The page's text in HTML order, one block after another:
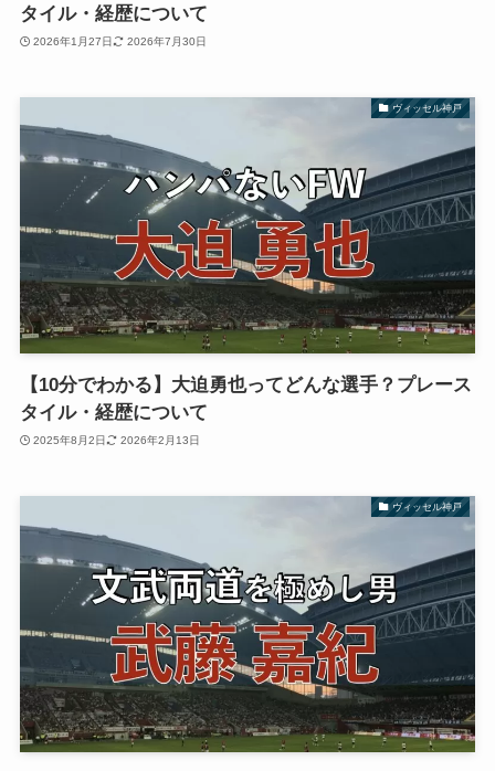
タイル・経歴について
2026年1月27日 2026年7月30日
ヴィッセル神戸
【10分でわかる】大迫勇也ってどんな選手？プレース
タイル・経歴について
2025年8月2日 2026年2月13日
ヴィッセル神戸